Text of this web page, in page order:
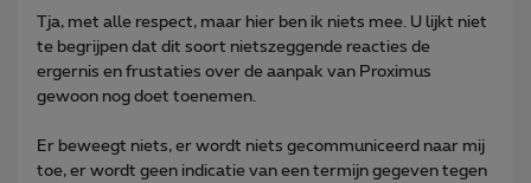
Tja, met alle respect, maar hier ben ik niets mee. U lijkt niet
te begrijpen dat dit soort nietszeggende reacties de
ergernis en frustaties over de aanpak van Proximus
gewoon nog doet toenemen.
Er beweegt niets, er wordt niets gecommuniceerd naar mij
toe, er wordt geen indicatie van een termijn gegeven tegen